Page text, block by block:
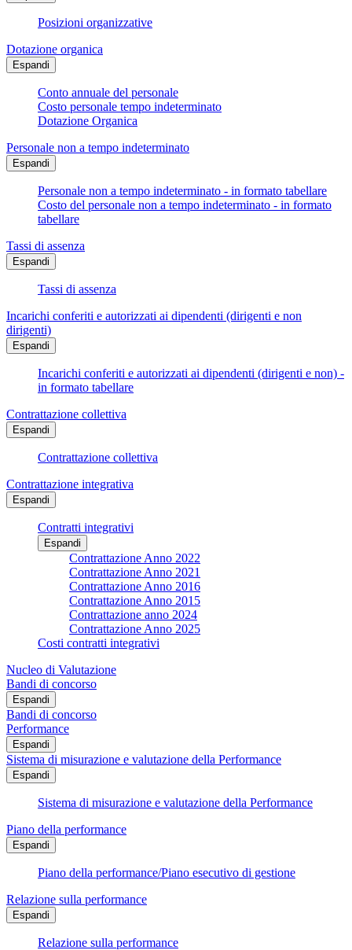
Posizioni organizzative
Dotazione organica
Espandi
Conto annuale del personale
Costo personale tempo indeterminato
Dotazione Organica
Personale non a tempo indeterminato
Espandi
Personale non a tempo indeterminato - in formato tabellare
Costo del personale non a tempo indeterminato - in formato
tabellare
Tassi di assenza
Espandi
Tassi di assenza
Incarichi conferiti e autorizzati ai dipendenti (dirigenti e non
dirigenti)
Espandi
Incarichi conferiti e autorizzati ai dipendenti (dirigenti e non) -
in formato tabellare
Contrattazione collettiva
Espandi
Contrattazione collettiva
Contrattazione integrativa
Espandi
Contratti integrativi
Espandi
Contrattazione Anno 2022
Contrattazione Anno 2021
Contrattazione Anno 2016
Contrattazione Anno 2015
Contrattazione anno 2024
Contrattazione Anno 2025
Costi contratti integrativi
Nucleo di Valutazione
Bandi di concorso
Espandi
Bandi di concorso
Performance
Espandi
Sistema di misurazione e valutazione della Performance
Espandi
Sistema di misurazione e valutazione della Performance
Piano della performance
Espandi
Piano della performance/Piano esecutivo di gestione
Relazione sulla performance
Espandi
Relazione sulla performance